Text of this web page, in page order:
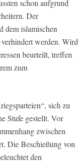
schon aufgrund
Der
dem islamischen
werden. Wird
beurteilt, treffen
zum
sich zu
Stufe gestellt. Vor
zwischen
Die Beschießung von
den